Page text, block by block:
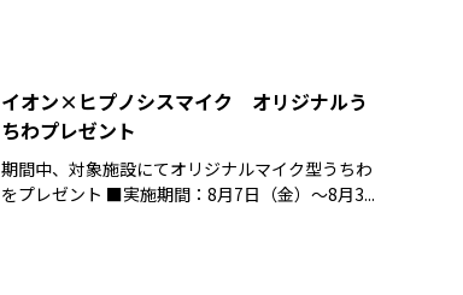
イオン×ヒプノシスマイク オリジナルう
ちわプレゼント
期間中、対象施設にてオリジナルマイク型うちわ
をプレゼント ■実施期間：8月7日（金）～8月3...